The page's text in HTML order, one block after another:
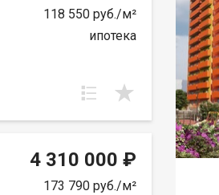
118 550 руб./м²
ипотека
4 310 000 ₽
173 790 руб./м²